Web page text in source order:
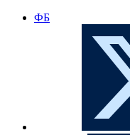
ФБ